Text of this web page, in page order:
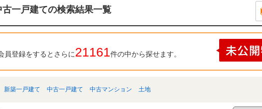
一戸建ての検索結果一覧
員登録をするとさらに21161件の中から探せます。
新築一戸建て 中古一戸建て 中古マンション 土地